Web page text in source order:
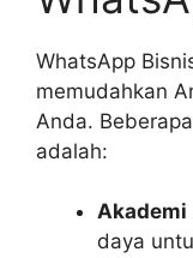
WhatsApp
memudahkan
Anda.
adalah:
Akademi
daya